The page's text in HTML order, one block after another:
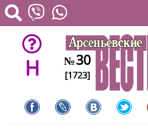
H №30
[1723]